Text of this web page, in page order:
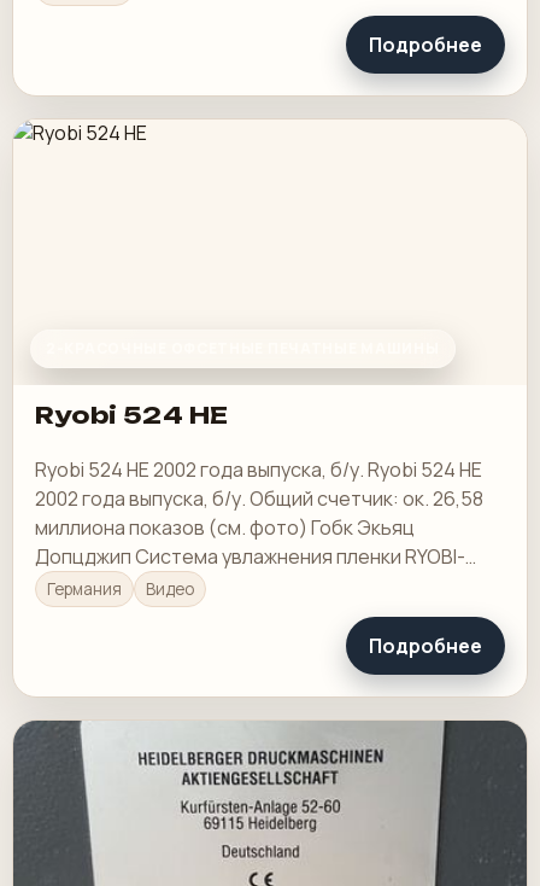
Подробнее
Ryobi 524 HE
Ryobi 524 HE 2002 года выпуска, б/у. Ryobi 524 HE
2002 года выпуска, б/у. Общий счетчик: ок. 26,58
миллиона показов (см. фото) Гобк Экьяц
Допцджип Система увлажнения пленки RYOBI-
matic
Германия Видео
Подробнее